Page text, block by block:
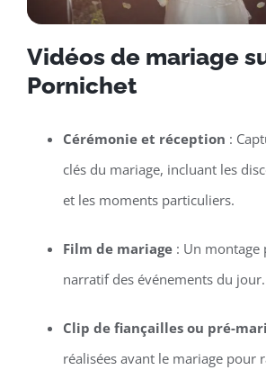
Vidéos de mariage
Pornichet
Cérémonie et réception :
clés du mariage, incluant les
et les moments particuliers.
Film de mariage: Un montage
narratif des événements du jour.
Clip de fiançailles ou pré-
réalisées avant le mariage pour